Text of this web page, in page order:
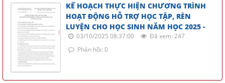
KẾ HOẠCH THỰC HIỆN CHƯƠNG TRÌNH
HOẠT ĐỘNG HỖ TRỢ HỌC TẬP, RÈN
LUYỆN CHO HỌC SINH NĂM HỌC 2025 -
03/10/2025 08:37:00
Đã xem: 247
Phản hồi: 0